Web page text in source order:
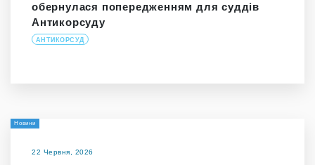
обернулася попередженням для суддів
Антикорсуду
АНТИКОРСУД
Новини
22 Червня, 2026